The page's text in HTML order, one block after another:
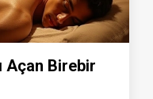
Açan Birebir